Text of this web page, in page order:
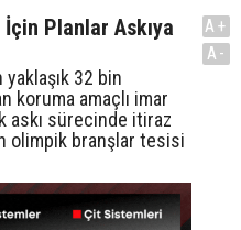
Planlar Askıya
32 bin
koruma amaçlı imar
askı sürecinde itiraz
olimpik branşlar tesisi
A+
A-